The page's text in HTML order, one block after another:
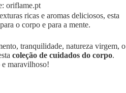
oriflame.pt
ricas e aromas deliciosos, esta
o corpo e para a mente.
tranquilidade, natureza virgem, o
coleção de cuidados do corpo.
e maravilhoso!